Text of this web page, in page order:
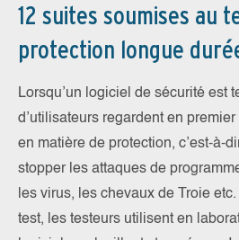
12 suites soumises au
protection longue
Lorsqu’un logiciel de sécurité est
d’utilisateurs regardent en
en matière de protection, c’est-à-
stopper les attaques de
les virus, les chevaux de Troie
test, les testeurs utilisent en